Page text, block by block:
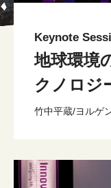
Keynote
地球環境
クノロジ
竹中平蔵/ヨルゲ